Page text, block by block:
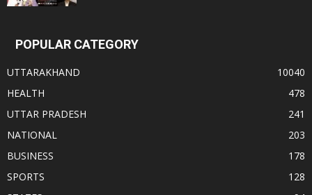
POPULAR CATEGORY
UTTARAKHAND
10040
HEALTH
478
UTTAR PRADESH
241
NATIONAL
203
BUSINESS
178
SPORTS
128